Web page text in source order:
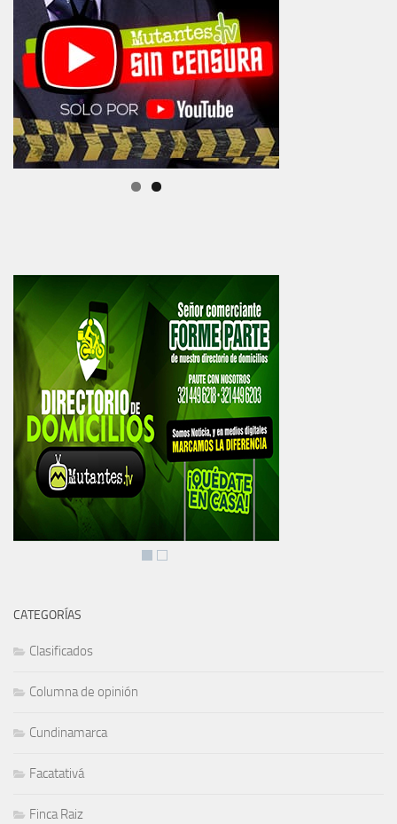
CATEGORÍAS
Clasificados
Columna de opinión
Cundinamarca
Facatativá
Finca Raiz